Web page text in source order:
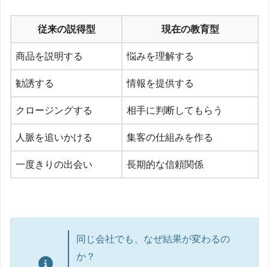
従来の説得型 現在の教育型
商品を説明する 悩みを理解する
勧誘する 情報を提供する
クロージングする 相手に判断してもらう
人脈を追いかける 集客の仕組みを作る
一度きりの出会い 長期的な信頼関係
同じ会社でも、なぜ結果が変わるの
か？